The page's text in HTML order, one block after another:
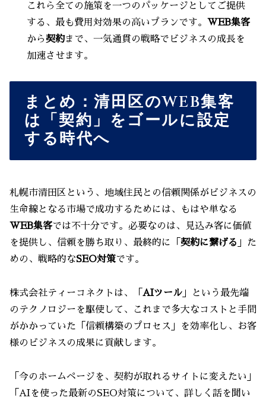
これら全ての施策を一つのパッケージとしてご提供
する、最も費用対効果の高いプランです。
WEB集客
から契約まで、一気通貫の戦略でビジネスの成長を
加速させます。
まとめ：清田区のWEB集客
は「契約」をゴールに設定
する時代へ
札幌市清田区という、地域住民との信頼関係がビジネスの
生命線となる市場で成功するためには、もはや単なる
WEB集客では不十分です。必要なのは、見込み客に価値
を提供し、信頼を勝ち取り、最終的に「 契約に繋げる 」た
めの、戦略的なSEO対策です。
株式会社ティーコネクトは、「 AIツール 」という最先端
のテクノロジーを駆使して、これまで多大なコストと手間
がかかっていた「信頼構築のプロセス」を効率化し、お客
様のビジネスの成果に貢献します。
「今のホームページを、契約が取れるサイトに変えたい」
「AIを使った最新のSEO対策について、詳しく話を聞い